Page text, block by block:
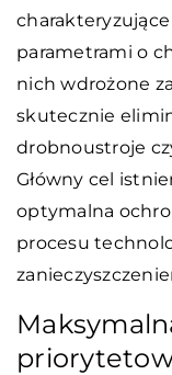
parametrami o
nich wdrożone
skutecznie
drobnoustroje
Główny cel
optymalna
procesu